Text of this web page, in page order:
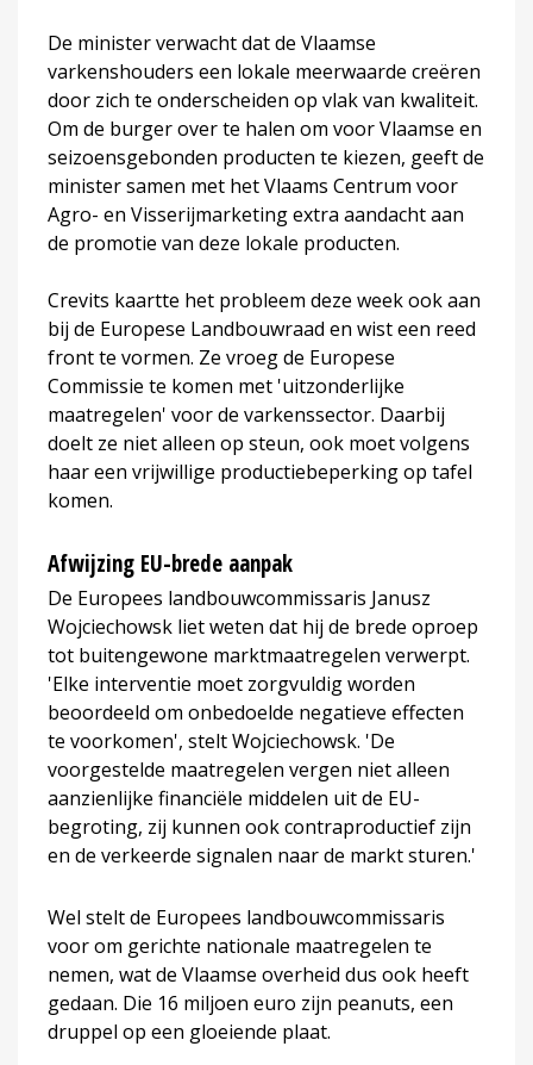
De minister verwacht dat de Vlaamse
varkenshouders een lokale meerwaarde creëren
door zich te onderscheiden op vlak van kwaliteit.
Om de burger over te halen om voor Vlaamse en
seizoensgebonden producten te kiezen, geeft de
minister samen met het Vlaams Centrum voor
Agro- en Visserijmarketing extra aandacht aan
de promotie van deze lokale producten.
Crevits kaartte het probleem deze week ook aan
bij de Europese Landbouwraad en wist een reed
front te vormen. Ze vroeg de Europese
Commissie te komen met 'uitzonderlijke
maatregelen' voor de varkenssector. Daarbij
doelt ze niet alleen op steun, ook moet volgens
haar een vrijwillige productiebeperking op tafel
komen.
Afwijzing EU-brede aanpak
De Europees landbouwcommissaris Janusz
Wojciechowsk liet weten dat hij de brede oproep
tot buitengewone marktmaatregelen verwerpt.
'Elke interventie moet zorgvuldig worden
beoordeeld om onbedoelde negatieve effecten
te voorkomen', stelt Wojciechowsk. 'De
voorgestelde maatregelen vergen niet alleen
aanzienlijke financiële middelen uit de EU-
begroting, zij kunnen ook contraproductief zijn
en de verkeerde signalen naar de markt sturen.'
Wel stelt de Europees landbouwcommissaris
voor om gerichte nationale maatregelen te
nemen, wat de Vlaamse overheid dus ook heeft
gedaan. Die 16 miljoen euro zijn peanuts, een
druppel op een gloeiende plaat.